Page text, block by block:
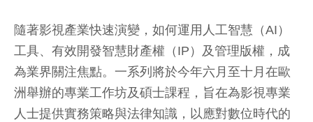
隨著影視產業快速演變，如何運用人工智慧（AI）
工具、有效開發智慧財產權（IP）及管理版權，成
為業界關注焦點。一系列將於今年六月至十月在歐
洲舉辦的專業工作坊及碩士課程，旨在為影視專業
人士提供實務策略與法律知識，以應對數位時代的